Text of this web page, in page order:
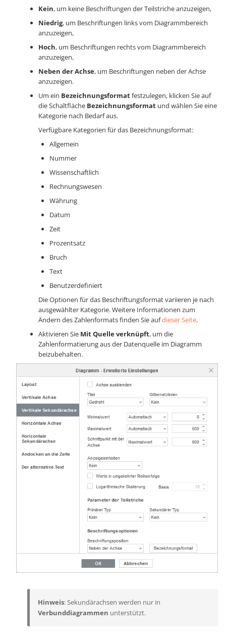
Kein, um keine Beschriftungen der Teilstriche anzuzeigen,
Niedrig, um Beschriftungen links vom Diagrammbereich
anzuzeigen,
Hoch, um Beschriftungen rechts vom Diagrammbereich
anzuzeigen,
Neben der Achse, um Beschriftungen neben der Achse
anzuzeigen.
Um ein Bezeichnungsformatfestzulegen, klicken Sie auf
die Schaltfläche Bezeichnungsformat und wählen Sie eine
Kategorie nach Bedarf aus.
Verfügbare Kategorien für das Bezeichnungsformat:
Allgemein
Nummer
Wissenschaftlich
Rechnungswesen
Währung
Datum
Zeit
Prozentsatz
Bruch
Text
Benutzerdefiniert
Die Optionen für das Beschriftungsformat variieren je nach
ausgewählter Kategorie. Weitere Informationen zum
Ändern des Zahlenformats finden Sie aufdieser Seite.
Aktivieren Sie Mit Quelle verknüpft, um die
Zahlenformatierung aus der Datenquelle im Diagramm
beizubehalten.
Hinweis: Sekundärachsen werden nur in
Verbunddiagrammen unterstützt.